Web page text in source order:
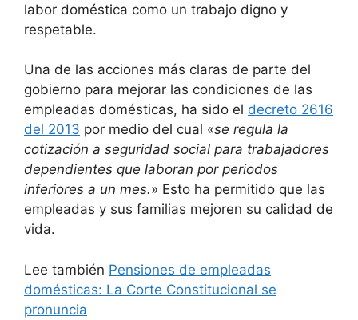
labor doméstica como un trabajo digno y
respetable.
Una de las acciones más claras de parte del
gobierno para mejorar las condiciones de las
empleadas domésticas, ha sido el decreto 2616
del 2013 por medio del cual «se regula la
cotización a seguridad social para trabajadores
dependientes que laboran por periodos
inferiores a un mes.» Esto ha permitido que las
empleadas y sus familias mejoren su calidad de
vida.
Lee también Pensiones de empleadas
domésticas: La Corte Constitucional se
pronuncia